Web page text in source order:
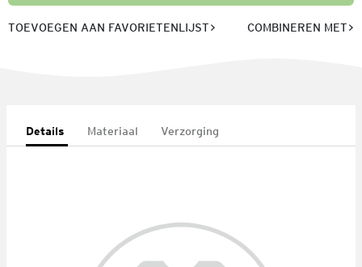
TOEVOEGEN AAN FAVORIETENLIJST COMBINEREN MET
Details Materiaal Verzorging